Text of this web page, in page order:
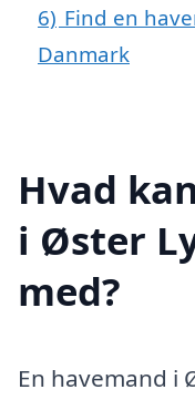
6) Find en
Danmark
Hvad
i Øster
med?
En havemand i